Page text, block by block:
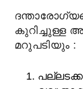
കുറിച്ചുള്ള
മറുപടിയും :